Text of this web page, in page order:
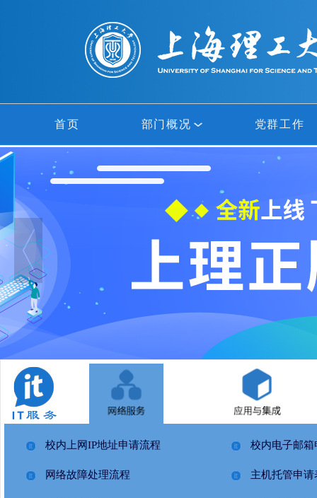
首页 部门概况
部门概况
网络中心
信息中心
多媒体中心
党群工作
校内上网IP地址申请流程 校内电子邮箱
网络故障处理流程 主机托管申请